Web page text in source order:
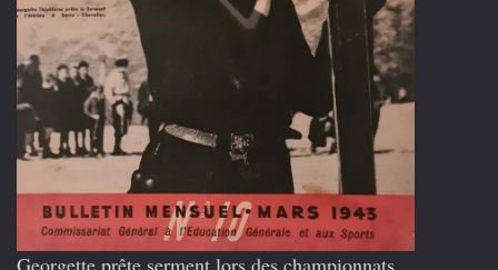
Georgette prête serment lors des championnats